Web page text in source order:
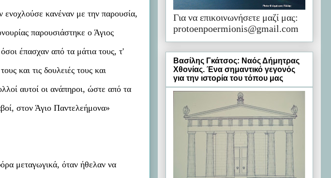
κανέναν με την παρουσία,
παρουσιάστηκε ο Άγιος
έπασχαν από τα μάτια τους, τ'
και τις δουλειές τους και
αυτοί οι ανάπηροι, ώστε από τα
στον Άγιο Παντελεήμονα»
μεταγωγικά, όταν ήθελαν να
Για να επικοινωνήσετε μαζί μας:
protoenpoermionis@gmail.com
Βασίλης Γκάτσος: Ναός Δήμητρας
Χθονίας. Ένα σημαντικό γεγονός
για την ιστορία του τόπου μας